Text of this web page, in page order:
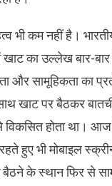
भी कम नहीं है।
खाट का उल्लेख बार-
और सामूहिकता का
खाट पर बैठकर
विकसित होता था।
हुए भी मोबाइल
के स्थान फिर से